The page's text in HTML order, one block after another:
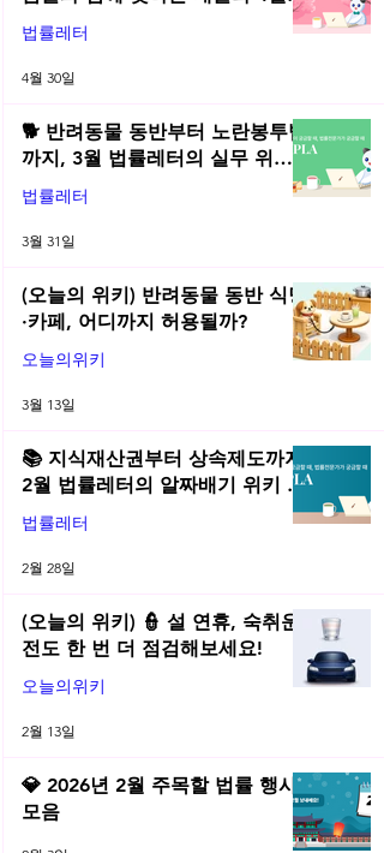
법률레터
법률레터
4월 30일
🐕 반려동물 동반부터 노란봉투법
까지, 3월 법률레터의 실무 위키
총정리! | 2026년 3월 네플라 법률
레터
법률레터
3월 31일
(오늘의 위키) 반려동물 동반 식당
·카페, 어디까지 허용될까?
오늘의위키
3월 13일
📚 지식재산권부터 상속제도까지,
2월 법률레터의 알짜배기 위키 모
음! | 2026년 2월 네플라 법률레터
법률레터
2월 28일
(오늘의 위키) 👮 설 연휴, 숙취운
전도 한 번 더 점검해보세요!
오늘의위키
2월 13일
💎 2026년 2월 주목할 법률 행사
모음